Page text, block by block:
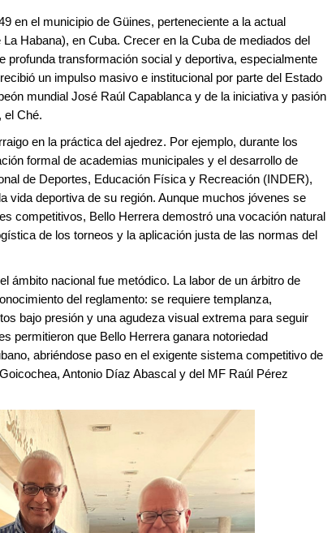
en el municipio de Güines, perteneciente a la actual
Habana), en Cuba. Crecer en la Cuba de mediados del
profunda transformación social y deportiva, especialmente
un impulso masivo e institucional por parte del Estado
mundial José Raúl Capablanca y de la iniciativa y pasión
el Ché.
en la práctica del ajedrez. Por ejemplo, durante los
formal de academias municipales y el desarrollo de
de Deportes, Educación Física y Recreación (INDER),
vida deportiva de su región. Aunque muchos jóvenes se
competitivos, Bello Herrera demostró una vocación natural
de los torneos y la aplicación justa de las normas del
ámbito nacional fue metódico. La labor de un árbitro de
del reglamento: se requiere templanza,
bajo presión y una agudeza visual extrema para seguir
permitieron que Bello Herrera ganara notoriedad
abriéndose paso en el exigente sistema competitivo de
Antonio Díaz Abascal y del MF Raúl Pérez